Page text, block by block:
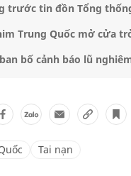
trước tin đồn Tổng
Trung Quốc mở cửa
bố cảnh báo lũ
Tai nạn